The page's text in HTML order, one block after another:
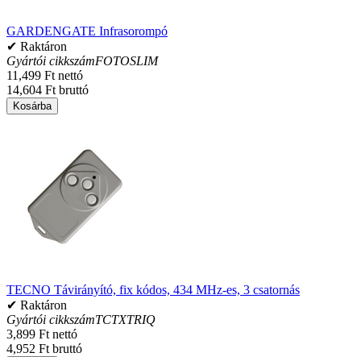
GARDENGATE Infrasorompó
✔ Raktáron
Gyártói cikkszámFOTOSLIM
11,499 Ft nettó
14,604 Ft bruttó
Kosárba
TECNO Távirányító, fix kódos, 434 MHz-es, 3 csatornás
✔ Raktáron
Gyártói cikkszámTCTXTRIQ
3,899 Ft nettó
4,952 Ft bruttó